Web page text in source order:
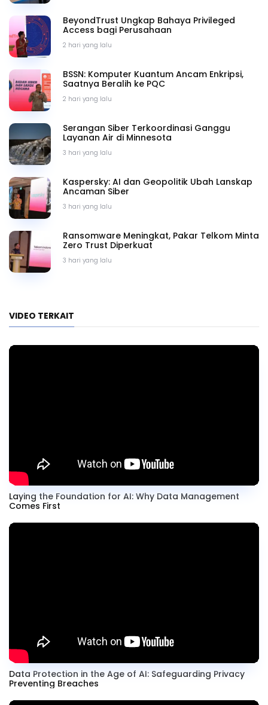
2 hari yang lalu
BeyondTrust Ungkap Bahaya Privileged
Access bagi Perusahaan
2 hari yang lalu
BSSN: Komputer Kuantum Ancam Enkripsi,
Saatnya Beralih ke PQC
3 hari yang lalu
Serangan Siber Terkoordinasi Ganggu
Layanan Air di Minnesota
3 hari yang lalu
Kaspersky: AI dan Geopolitik Ubah Lanskap
Ancaman Siber
3 hari yang lalu
Ransomware Meningkat, Pakar Telkom Minta
Zero Trust Diperkuat
VIDEO TERKAIT
Laying the Foundation for AI: Why Data Management
Comes First
Data Protection in the Age of AI: Safeguarding Privacy
Preventing Breaches